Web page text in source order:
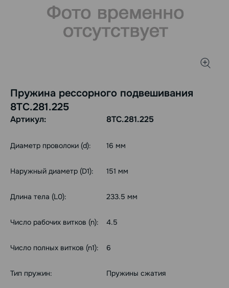
Пружина рессорного подвешивания
8ТС.281.225
Артикул: 8ТС.281.225
Диаметр проволоки (d): 16 мм
Наружный диаметр (D1): 151 мм
Длина тела (L0): 233.5 мм
Число рабочих витков (n): 4.5
Число полных витков (n1): 6
Тип пружин: Пружины сжатия